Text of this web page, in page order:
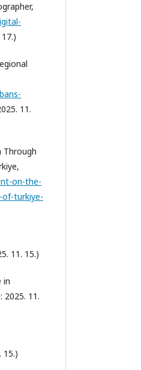
11.
Through
on-the-
turkiye-
11. 15.)
in
2025. 11.
15.)